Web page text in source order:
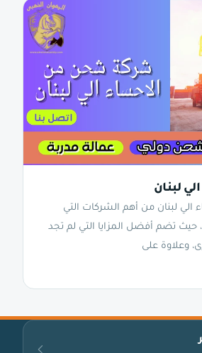
لبنان
لبنان من أهم الشركات التي
تضم أفضل المزايا التي لم تجد
وعلاوة على